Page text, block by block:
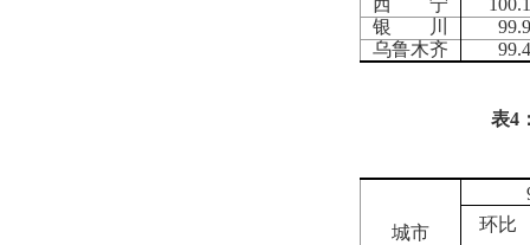
西 宁
100.1
银 川
99.9
乌鲁木齐
99.4
表4
城市
环比